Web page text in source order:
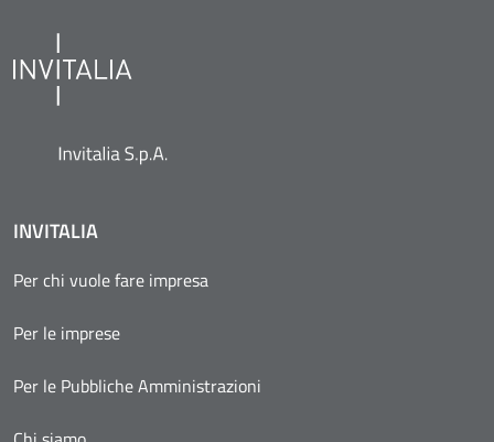
INVITALIA
Per chi vuole fare impresa
Per le imprese
Per le Pubbliche Amministrazioni